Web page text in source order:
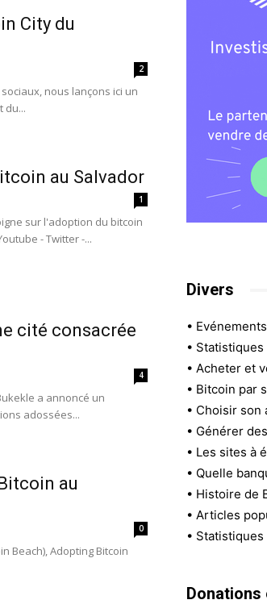
City du
2
nous lançons ici un
du...
au Salvador
1
sur l'adoption du bitcoin
- Twitter -...
cité consacrée
4
a annoncé un
adossées...
au
0
Beach), Adopting Bitcoin
Divers
• Evénements
•
• Acheter et
• Bitcoin par
• Choisir son
• Générer
• Les sites à
• Quelle
• Histoire de
• Articles
• Statistiques
Donations